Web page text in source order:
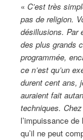
«C’est très
pas de religion.
désillusions. Par
des plus grands
programmée,
ce n’est qu’un
durent cent ans,
auraient fait
techniques.
l’impuissance
qu’il ne peut